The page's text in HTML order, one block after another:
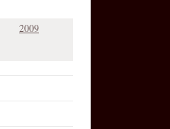
2009